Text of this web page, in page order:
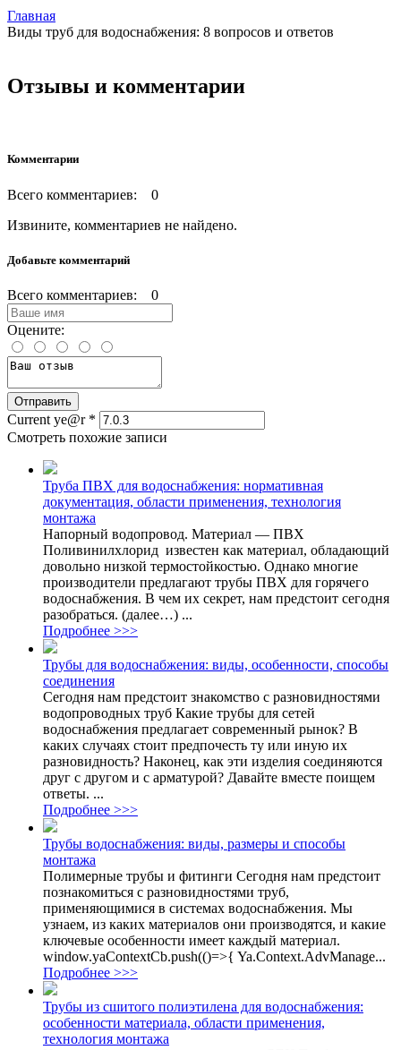
Главная
Виды труб для водоснабжения: 8 вопросов и ответов
Отзывы и комментарии
Комментарии
Всего комментариев: 0
Извините, комментариев не найдено.
Добавьте комментарий
Всего комментариев: 0
Оцените:
Current ye@r *
Смотреть похожие записи
Труба ПВХ для водоснабжения: нормативная
документация, области применения, технология
монтажа
Напорный водопровод. Материал — ПВХ
Поливинилхлорид известен как материал, обладающий
довольно низкой термостойкостью. Однако многие
производители предлагают трубы ПВХ для горячего
водоснабжения. В чем их секрет, нам предстоит сегодня
разобраться. (далее…) ...
Подробнее >>>
Трубы для водоснабжения: виды, особенности, способы
соединения
Сегодня нам предстоит знакомство с разновидностями
водопроводных труб Какие трубы для сетей
водоснабжения предлагает современный рынок? В
каких случаях стоит предпочесть ту или иную их
разновидность? Наконец, как эти изделия соединяются
друг с другом и с арматурой? Давайте вместе поищем
ответы. ...
Подробнее >>>
Трубы водоснабжения: виды, размеры и способы
монтажа
Полимерные трубы и фитинги Сегодня нам предстоит
познакомиться с разновидностями труб,
применяющимися в системах водоснабжения. Мы
узнаем, из каких материалов они производятся, и какие
ключевые особенности имеет каждый материал.
window.yaContextCb.push(()=>{ Ya.Context.AdvManage...
Подробнее >>>
Трубы из сшитого полиэтилена для водоснабжения:
особенности материала, области применения,
технология монтажа